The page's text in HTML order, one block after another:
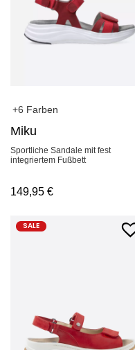
+6 Farben
Miku
Sportliche Sandale mit fest
integriertem Fußbett
149,95 €
SALE